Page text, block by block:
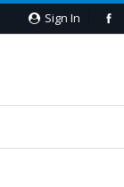
Sign In